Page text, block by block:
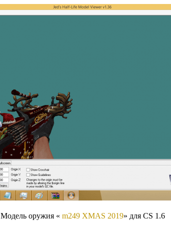
Модель оружия « m249 XMAS 2019» для CS 1.6